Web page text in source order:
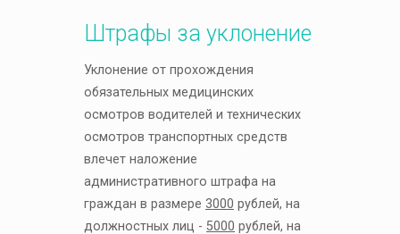
Штрафы за уклонение
Уклонение от прохождения
обязательных медицинских
осмотров водителей и технических
осмотров транспортных средств
влечет наложение
административного штрафа на
граждан в размере 3000 рублей, на
должностных лиц - 5000 рублей, на